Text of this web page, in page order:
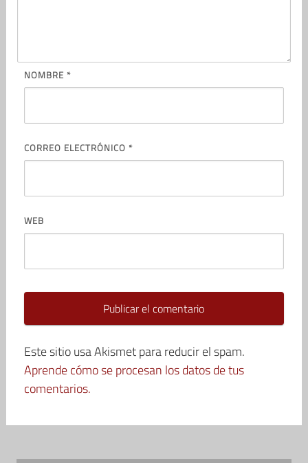
NOMBRE *
CORREO ELECTRÓNICO *
WEB
Este sitio usa Akismet para reducir el spam.
Aprende cómo se procesan los datos de tus
comentarios.